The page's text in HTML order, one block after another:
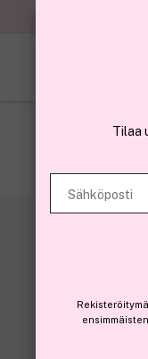
Tilaa
Sähköposti